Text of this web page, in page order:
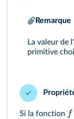
Remarque
La valeur de
primitive
Si la fonction f